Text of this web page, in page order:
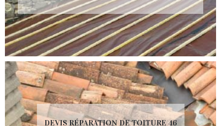
DEVIS RÉPARATION DE TOITURE 46